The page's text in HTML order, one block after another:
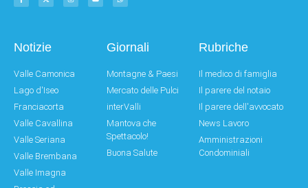
Notizie
Valle Camonica
Lago d'Iseo
Franciacorta
Valle Cavallina
Valle Seriana
Valle Brembana
Valle Imagna
Giornali
Montagne & Paesi
Mercato delle Pulci
interValli
Mantova che
Spettacolo!
Buona Salute
Rubriche
Il medico di famiglia
Il parere del notaio
Il parere dell'avvocato
News Lavoro
Amministrazioni
Condominiali